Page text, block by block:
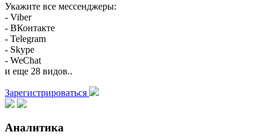
Укажите все мессенджеры:
- Viber
- ВКонтакте
- Telegram
- Skype
- WeChat
и еще 28 видов..
Зарегистрироваться
Аналитика